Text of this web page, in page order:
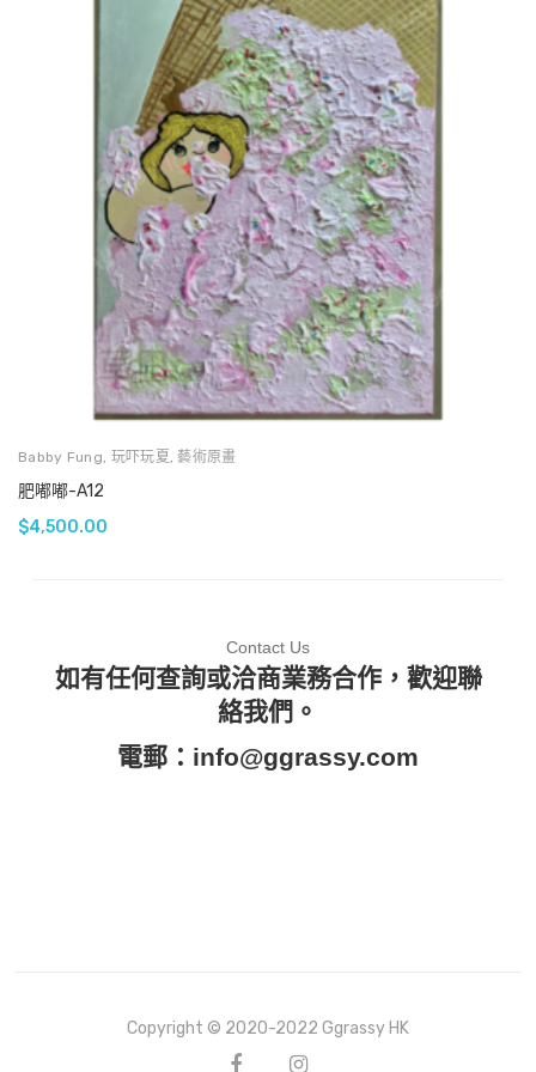
Babby Fung 玩吓玩夏 藝術原畫
肥嘟嘟-A12
$4,500.00
Contact Us
如有任何查詢或洽商業務合作，歡迎聯
絡我們。
電郵： info@ggrassy.com
Copyright © 2020-2022 Ggrassy HK